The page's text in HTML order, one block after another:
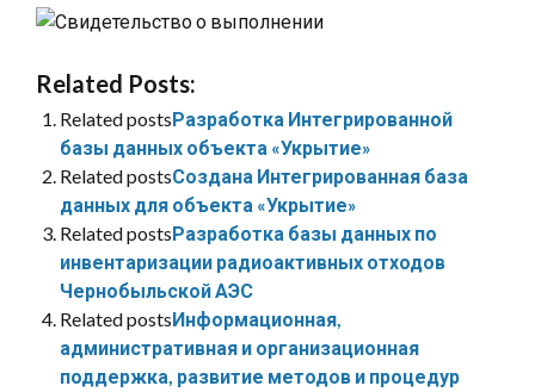
Related Posts:
Related postsРазработка Интегрированной
базы данных объекта «Укрытие»
Related postsСоздана Интегрированная база
данных для объекта «Укрытие»
Related postsРазработка базы данных по
инвентаризации радиоактивных отходов
Чернобыльской АЭС
Related postsИнформационная,
административная и организационная
поддержка, развитие методов и процедур